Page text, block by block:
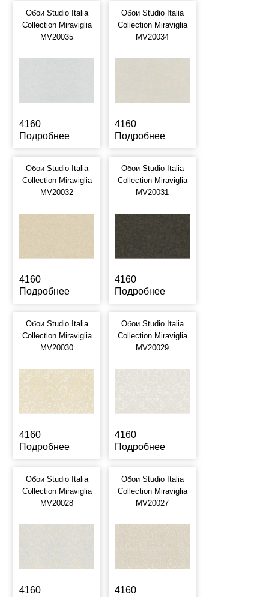
Обои Studio Italia
Collection Miraviglia
MV20035
4160
Подробнее
Обои Studio Italia
Collection Miraviglia
MV20034
4160
Подробнее
Обои Studio Italia
Collection Miraviglia
MV20032
4160
Подробнее
Обои Studio Italia
Collection Miraviglia
MV20031
4160
Подробнее
Обои Studio Italia
Collection Miraviglia
MV20030
4160
Подробнее
Обои Studio Italia
Collection Miraviglia
MV20029
4160
Подробнее
Обои Studio Italia
Collection Miraviglia
MV20028
4160
Обои Studio Italia
Collection Miraviglia
MV20027
4160